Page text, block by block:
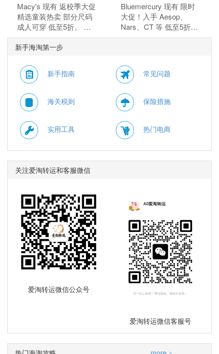
Macy's 现有 返校季大促
精选童装热卖 部分尺码
成人可穿 低至5折。 无
需使用优惠码。 有效期
至北京时间 2026年08月
Bluemercury 现有 限时
大促！入手 Aesop、
Nars、CT 等 低至5折。
部分商品可叠加额外8.5
至北京时间 2026年08月
10日11点59分。
新手海淘第一步
新手指南 常见问题
海关税则 保险措施
实用工具 热门电商
关注爱淘转运和客服微信
爱淘转运微信公众号
爱淘转运微信客服号